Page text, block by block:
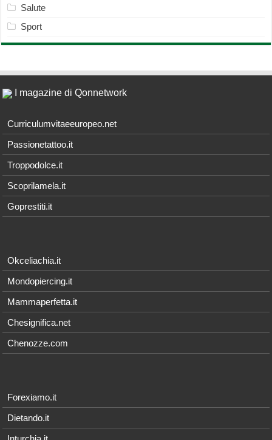
Salute
Sport
I magazine di Qonnetwork
Curriculumvitaeeuropeo.net
Passionetattoo.it
Troppodolce.it
Scoprilamela.it
Goprestiti.it
Okceliachia.it
Mondopiercing.it
Mammaperfetta.it
Chesignifica.net
Chenozze.com
Forexiamo.it
Dietando.it